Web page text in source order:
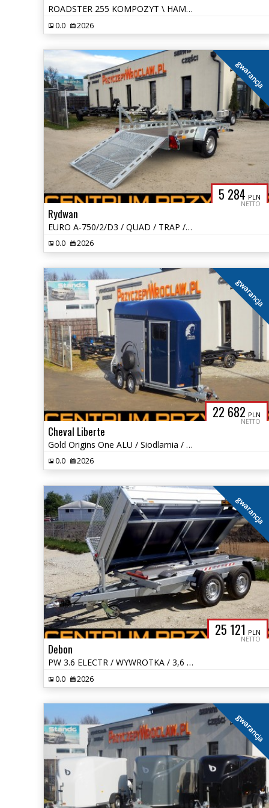
ROADSTER 255 KOMPOZYT \ HAMOWANA \ DRZWI BOCZNE \ RAMPA
0.0 2026
5 284 PLN
NETTO
gwarancja
Rydwan
EURO A-750/2/D3 / QUAD / TRAP / NOWA WERSJA
0.0 2026
22 682 PLN
NETTO
gwarancja
Cheval Liberte
Gold Origins One ALU / Siodlarnia / Tylna rampa / DMC: 1100 - 1600 kg
0.0 2026
25 121 PLN
NETTO
gwarancja
Debon
PW 3.6 ELECTR / WYWROTKA / 3,6 x 1,8 / DMC 2700 - 3500 kg
0.0 2026
gwarancja